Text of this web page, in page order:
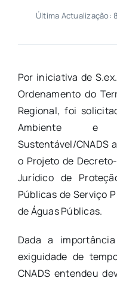
Última Actualização:
Por iniciativa de
Ordenamento do
Regional, foi
Ambiente e
Sustentável/CNADS
o Projeto de
Jurídico de
Públicas de Serviço
de Águas Públicas.
Dada a
exiguidade de
CNADS entendeu